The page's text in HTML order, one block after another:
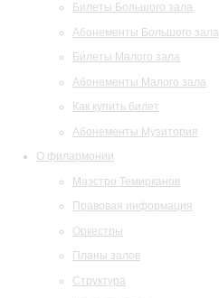
Билеты Большого зала
Абонементы Большого зала
Билеты Малого зала
Абонементы Малого зала
Как купить билет
Абонементы Музитория
О филармонии
Маэстро Темирканов
Правовая информация
Оркестры
Планы залов
Структура